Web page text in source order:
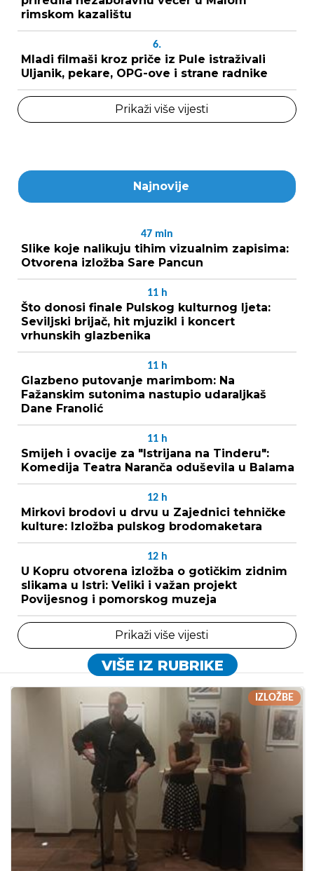
rimskom kazalištu
6.
Mladi filmaši kroz priče iz Pule istraživali
Uljanik, pekare, OPG-ove i strane radnike
Prikaži više vijesti
Najnovije
47 min
Slike koje nalikuju tihim vizualnim zapisima:
Otvorena izložba Sare Pancun
11 h
Što donosi finale Pulskog kulturnog ljeta:
Seviljski brijač, hit mjuzikl i koncert
vrhunskih glazbenika
11 h
Glazbeno putovanje marimbom: Na
Fažanskim sutonima nastupio udaraljkaš
Dane Franolić
11 h
Smijeh i ovacije za "Istrijana na Tinderu":
Komedija Teatra Naranča oduševila u Balama
12 h
Mirkovi brodovi u drvu u Zajednici tehničke
kulture: Izložba pulskog brodomaketara
12 h
U Kopru otvorena izložba o gotičkim zidnim
slikama u Istri: Veliki i važan projekt
Povijesnog i pomorskog muzeja
Prikaži više vijesti
VIŠE IZ RUBRIKE
IZLOŽBE